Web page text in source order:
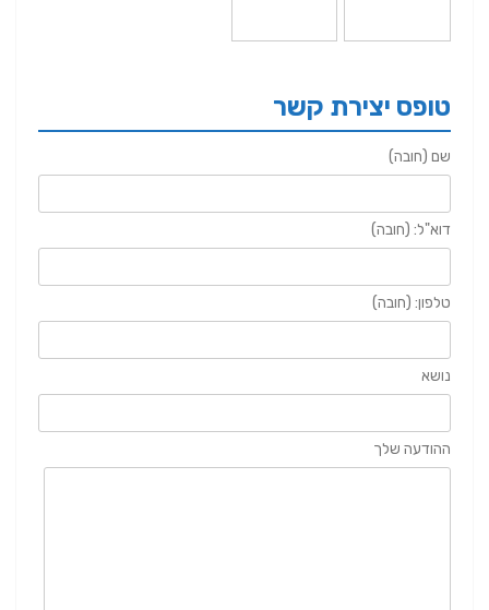
טופס יצירת קשר
שם (חובה)
דוא"ל: (חובה)
טלפון: (חובה)
נושא
ההודעה שלך